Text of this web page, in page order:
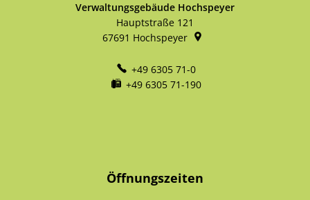
Verwaltungsgebäude Hochspeyer
Hauptstraße 121
67691 Hochspeyer
+49 6305 71-0
+49 6305 71-190
Öffnungszeiten